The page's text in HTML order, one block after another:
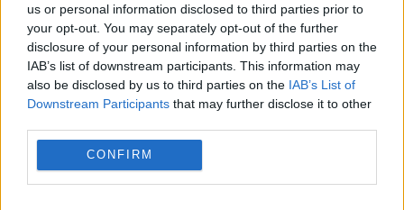
us or personal information disclosed to third parties prior to
your opt-out. You may separately opt-out of the further
disclosure of your personal information by third parties on the
IAB’s list of downstream participants. This information may
also be disclosed by us to third parties on the IAB’s List of
Downstream Participants that may further disclose it to other
CONFIRM